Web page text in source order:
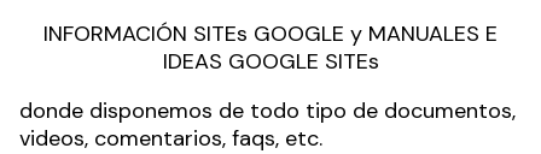
INFORMACIÓN SITEs GOOGLE y MANUALES E
IDEAS GOOGLE SITEs
donde disponemos de todo tipo de documentos,
videos, comentarios, faqs, etc.